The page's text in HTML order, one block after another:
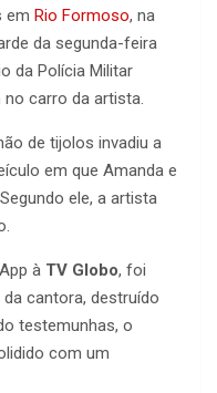
em Rio Formoso, na
da segunda-feira
da Polícia Militar
carro da artista.
de tijolos invadiu a
em que Amanda e
ele, a artista
à TV Globo, foi
cantora, destruído
testemunhas, o
com um